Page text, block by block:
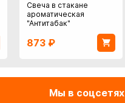
Свеча в стакане
ароматическая
"Антитабак"
873 ₽
Мы в соцсетях